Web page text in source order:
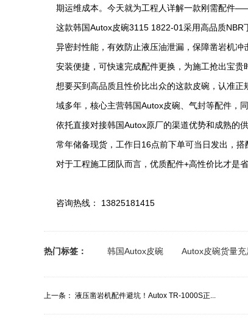
期运维成本。今天就为工程人详解一款刚需配件
这款韩国Autox皮碗3115 1822-01采用高品质
异密封性能，有效防止液压油泄漏，保障凿岩机
安装便捷，可快速完成配件更换，为施工抢出宝贵
想要买到高品质且性价比出众的这款皮碗，认准
域多年，核心主营韩国Autox皮碗、气封等配件，
依托直接对接韩国Autox原厂的渠道优势和成熟的
常年储备现货，工作日16点前下单可当日发出，
对于工程施工团队而言，优质配件+高性价比才是
咨询热线： 13825181415
热门标签： 韩国Autox皮碗 Autox皮碗货量充
上一条： 液压凿岩机配件避坑！Autox TR-1000S正...